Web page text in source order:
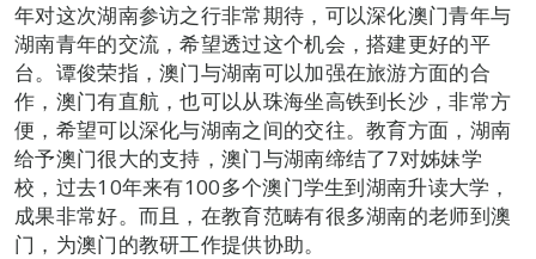
年对这次湖南参访之行非常期待，可以深化澳门青年与
湖南青年的交流，希望透过这个机会，搭建更好的平
台。谭俊荣指，澳门与湖南可以加强在旅游方面的合
作，澳门有直航，也可以从珠海坐高铁到长沙，非常方
便，希望可以深化与湖南之间的交往。教育方面，湖南
给予澳门很大的支持，澳门与湖南缔结了7对姊妹学
校，过去10年来有100多个澳门学生到湖南升读大学，
成果非常好。而且，在教育范畴有很多湖南的老师到澳
门，为澳门的教研工作提供协助。